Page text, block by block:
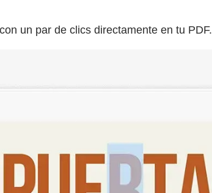
un par de clics directamente en tu PDF.